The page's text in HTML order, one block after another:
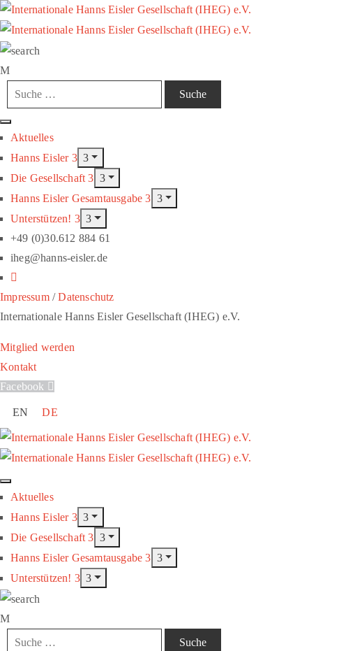
Aktuelles
Hanns Eisler
Die Gesellschaft
Hanns Eisler Gesamtausgabe
Unterstützen!
+49 (0)30.612 884 61
iheg@hanns-eisler.de
Impressum/Datenschutz
Internationale Hanns Eisler Gesellschaft (IHEG) e.V.
Mitglied werden
Kontakt
Facebook
EN DE
Aktuelles
Hanns Eisler
Die Gesellschaft
Hanns Eisler Gesamtausgabe
Unterstützen!